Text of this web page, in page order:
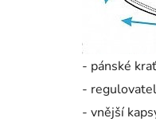
- pánské
-
- vnější